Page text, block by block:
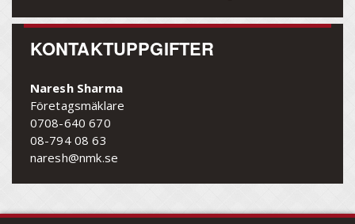
KONTAKTUPPGIFTER
Naresh Sharma
Företagsmäklare
0708-640 670
08-794 08 63
naresh@nmk.se